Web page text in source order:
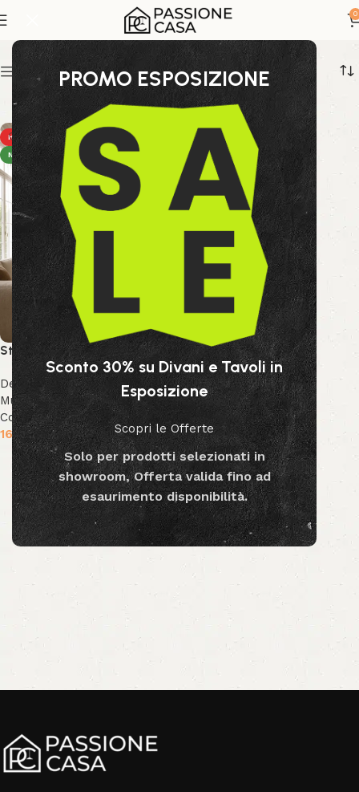
PROMO ESPOSIZIONE
Sconto 30% su Divani e Tavoli in
Esposizione
Scopri le Offerte
Solo per prodotti selezionati in
showroom, Offerta valida fino ad
esaurimento disponibilità.
0
minimalista
Show sidebar
HOT
NEW
Stampa Bold 505W 90×120 cm
Decor & Accessori
Arte
Murale ,Collezione Bizzotto,
Collezione Decor
164.99
€
Aggiungi al carrello